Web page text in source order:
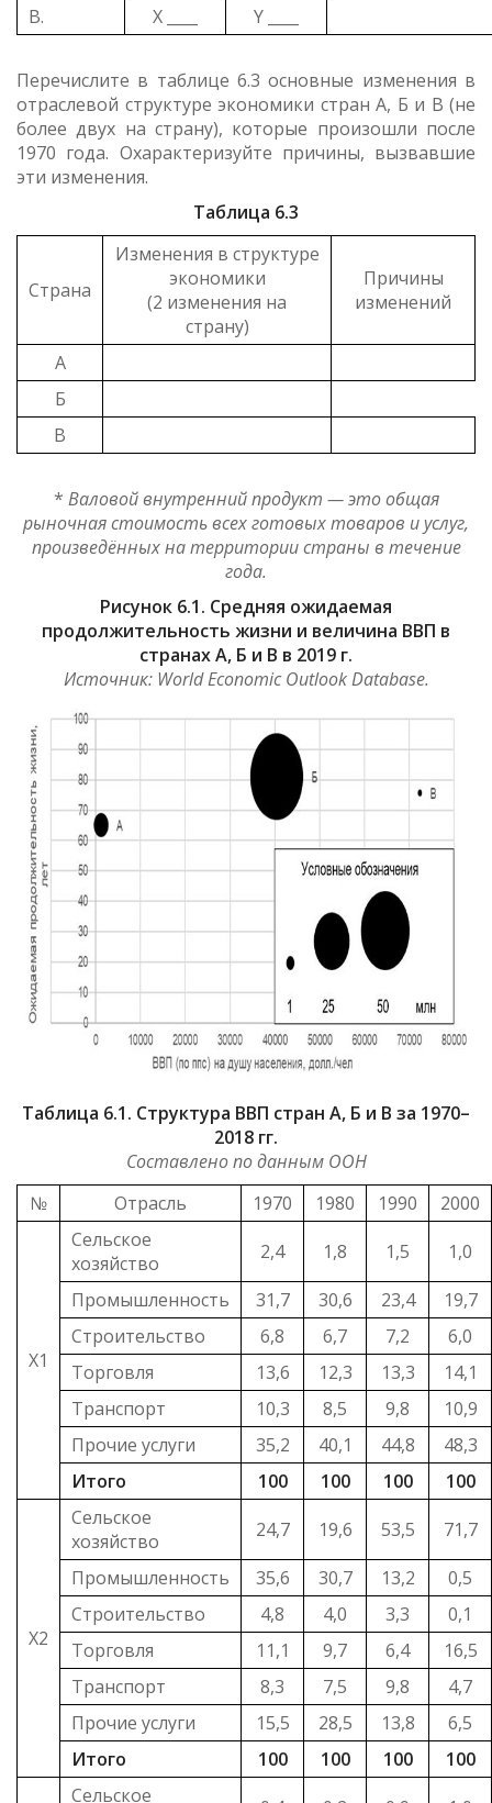
В.
X ____ Y ____
Перечислите в таблице 6.3 основные изменения в
отраслевой структуре экономики стран А, Б и В (не
более двух на страну), которые произошли после
1970 года. Охарактеризуйте причины, вызвавшие
эти изменения.
Таблица 6.3
Страна
Изменения в структуре
экономики
(2 изменения на
страну)
Причины
изменений
А
Б
В
* Валовой внутренний продукт — это общая
рыночная стоимость всех готовых товаров и услуг,
произведённых на территории страны в течение
года.
Рисунок 6.1. Средняя ожидаемая
продолжительность жизни и величина ВВП в
странах А, Б и В в 2019 г.
Источник: World Economic Outlook Database.
Таблица 6.1. Структура ВВП стран А, Б и В за 1970–
2018 гг.
Составлено по данным ООН
№
Отрасль 1970 1980 1990 2000
Х1
Сельское
хозяйство
2,4 1,8 1,5
1,0
Промышленность
31,7 30,6 23,4
19,7
Строительство
6,8 6,7 7,2
6,0
Торговля
13,6 12,3 13,3
14,1
Транспорт
10,3 8,5 9,8
10,9
Прочие услуги
35,2 40,1 44,8
48,3
Итого
100 100 100 100
Х2
Сельское
хозяйство
24,7 19,6 53,5
71,7
Промышленность
35,6 30,7 13,2
0,5
Строительство
4,8 4,0 3,3
0,1
Торговля
11,1 9,7 6,4
16,5
Транспорт
8,3 7,5 9,8
4,7
Прочие услуги
15,5 28,5 13,8
6,5
Итого
100 100 100
100
Сельское